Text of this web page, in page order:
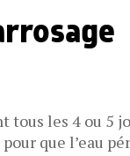
tous les 4 ou 5
que l’eau